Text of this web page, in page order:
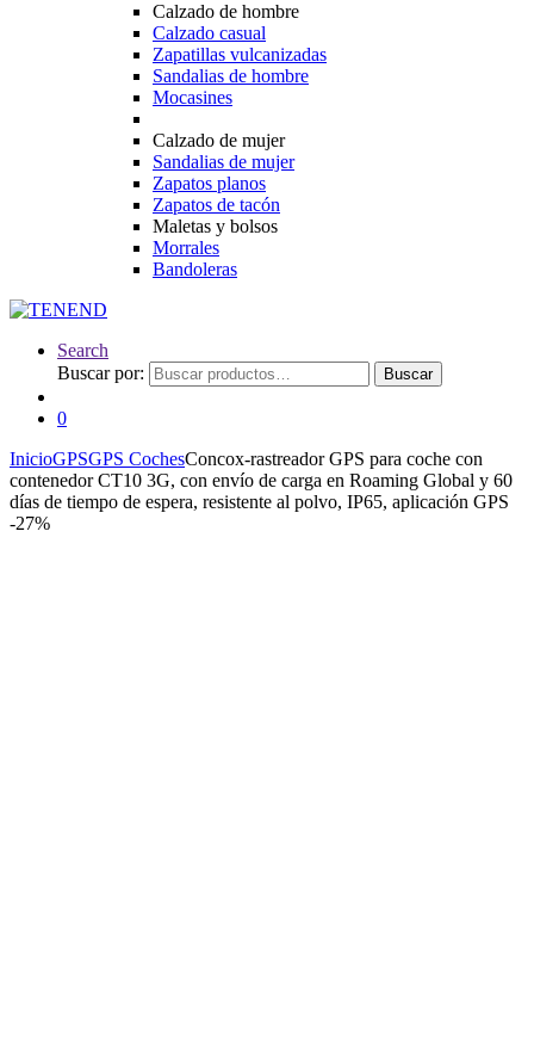
Calzado de hombre
Calzado casual
Zapatillas vulcanizadas
Sandalias de hombre
Mocasines
Calzado de mujer
Sandalias de mujer
Zapatos planos
Zapatos de tacón
Maletas y bolsos
Morrales
Bandoleras
Search
Buscar por:
Buscar
0
InicioGPSGPS CochesConcox-rastreador GPS para coche con
contenedor CT10 3G, con envío de carga en Roaming Global y 60
días de tiempo de espera, resistente al polvo, IP65, aplicación GPS
-27%